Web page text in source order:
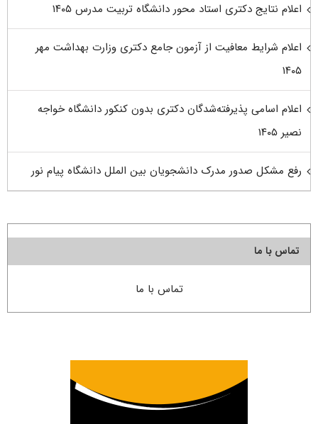
اعلام نتایج دکتری استاد محور دانشگاه تربیت مدرس ۱۴۰۵
اعلام شرایط معافیت از آزمون جامع دکتری وزارت بهداشت مهر
۱۴۰۵
اعلام اسامی پذیرفته‌شدگان دکتری بدون کنکور دانشگاه خواجه
نصیر ۱۴۰۵
رفع مشکل صدور مدرک دانشجویان بین الملل دانشگاه پیام نور
تماس با ما
تماس با ما